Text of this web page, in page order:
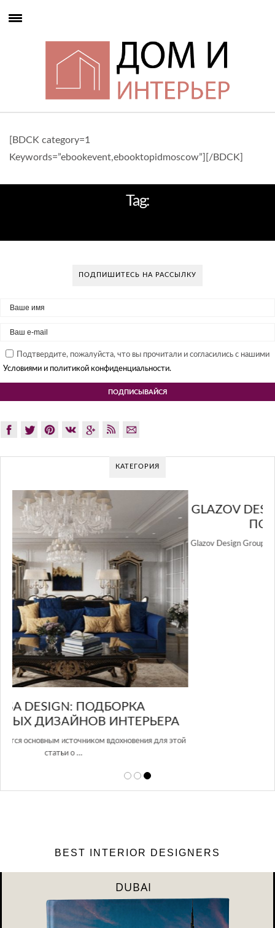
[BDCK category=1
Keywords=”ebookevent,ebooktopidmoscow”][/BDCK]
Tag:
ПОДПИШИТЕСЬ НА РАССЫЛКУ
Подтвердите, пожалуйста, что вы прочитали и согласились с нашими
Условиями и политикой конфиденциальности.
КАТЕГОРИЯ
GLAZOV DESIGN GROUP – УНИКАЛЬНЫЙ
ПОДХОД К ДИЗАЙНУ
Glazov Design Group- это одна из лучших студий дизайна интерьера
BEST INTERIOR DESIGNERS
DUBAI